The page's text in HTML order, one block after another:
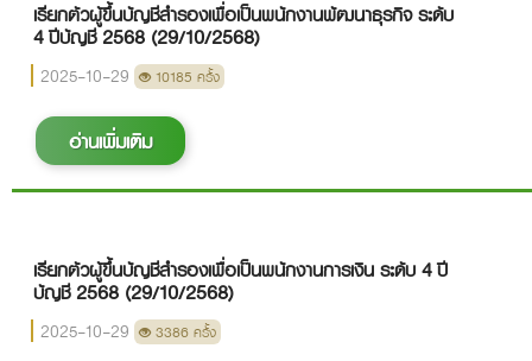
เรียกตัวผู้ขึ้นบัญชีสำรองเพื่อเป็นพนักงานพัฒนาธุรกิจ ระดับ
4 ปีบัญชี 2568 (29/10/2568)
2025-10-29 10185 ครั้ง
อ่านเพิ่มเติม
เรียกตัวผู้ขึ้นบัญชีสำรองเพื่อเป็นพนักงานการเงิน ระดับ 4 ปี
บัญชี 2568 (29/10/2568)
2025-10-29 3386 ครั้ง